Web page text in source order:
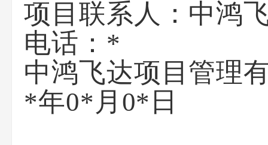
项目联系人： 中鸿
电话： *
中鸿飞达项目管理
*年0*月0*日